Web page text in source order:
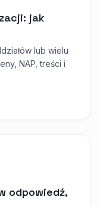
jak
lub wielu
NAP, treści i
odpowiedź,